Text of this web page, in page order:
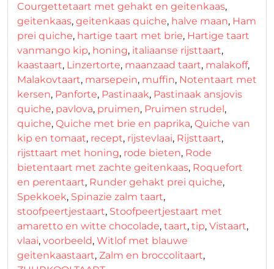
Courgettetaart met gehakt en geitenkaas,
geitenkaas, geitenkaas quiche, halve maan, Ham
prei quiche, hartige taart met brie, Hartige taart
vanmango kip, honing, italiaanse rijsttaart,
kaastaart, Linzertorte, maanzaad taart, malakoff,
Malakovtaart, marsepein, muffin, Notentaart met
kersen, Panforte, Pastinaak, Pastinaak ansjovis
quiche, pavlova, pruimen, Pruimen strudel ,
quiche, Quiche met brie en paprika, Quiche van
kip en tomaat, recept, rijstevlaai, Rijsttaart,
rijsttaart met honing, rode bieten, Rode
bietentaart met zachte geitenkaas, Roquefort
en perentaart, Runder gehakt prei quiche,
Spekkoek, Spinazie zalm taart,
stoofpeertjestaart, Stoofpeertjestaart met
amaretto en witte chocolade, taart, tip, Vistaart,
vlaai, voorbeeld, Witlof met blauwe
geitenkaastaart, Zalm en broccolitaart,